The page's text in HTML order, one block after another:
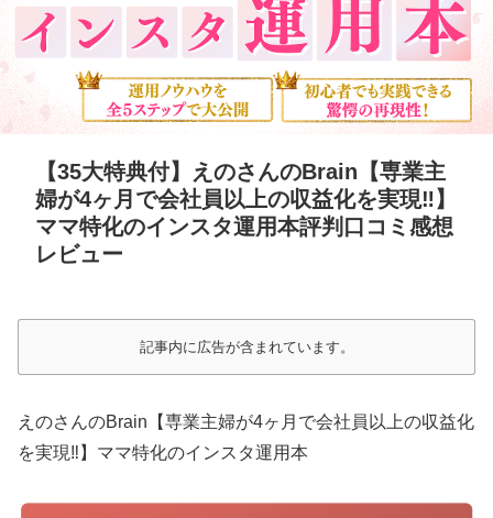
【35大特典付】えのさんのBrain【専業主
婦が4ヶ月で会社員以上の収益化を実現‼︎】
ママ特化のインスタ運用本評判口コミ感想
レビュー
記事内に広告が含まれています。
えのさんのBrain【専業主婦が4ヶ月で会社員以上の収益化
を実現‼︎】ママ特化のインスタ運用本